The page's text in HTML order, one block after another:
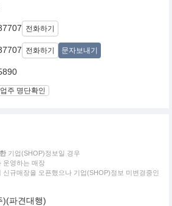
전화하기
전화하기 문자보내기
주 명단확인
기업(SHOP)정보일 경우
운영하는 매장
규매장을 오픈했으나 기업(SHOP)정보 미변경중인
)(파견대행)